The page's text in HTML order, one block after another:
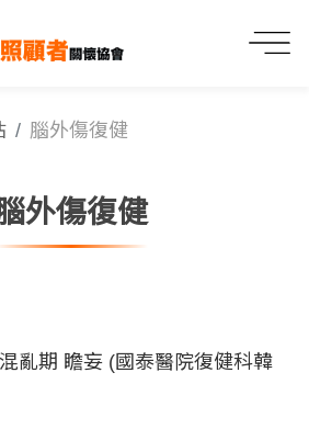
腦外傷復健
外傷復健
亂期 瞻妄 (國泰醫院復健科韓